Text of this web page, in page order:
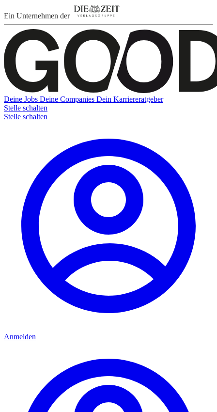
Ein Unternehmen der
Deine Jobs Deine Companies Dein Karriereratgeber
Stelle schalten
Stelle schalten
Anmelden